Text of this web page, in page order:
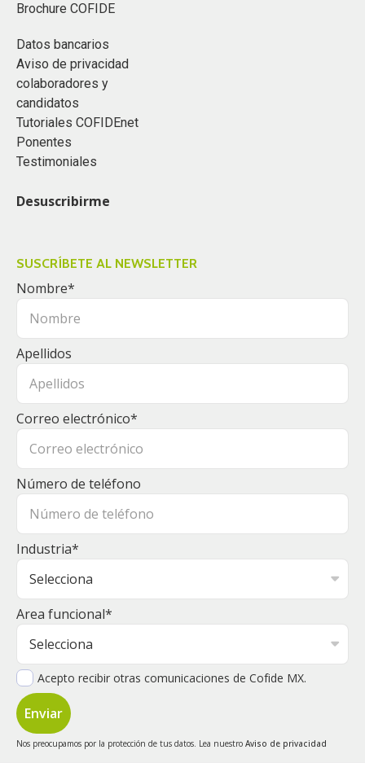
Brochure COFIDE
Datos bancarios
Aviso de privacidad
colaboradores y
candidatos
Tutoriales COFIDEnet
Ponentes
Testimoniales
Desuscribirme
SUSCRÍBETE AL NEWSLETTER
Nombre*
Apellidos
Correo electrónico*
Número de teléfono
Industria*
Area funcional*
Acepto recibir otras comunicaciones de Cofide MX.
Nos preocupamos por la protección de tus datos. Lea nuestro Aviso de privacidad